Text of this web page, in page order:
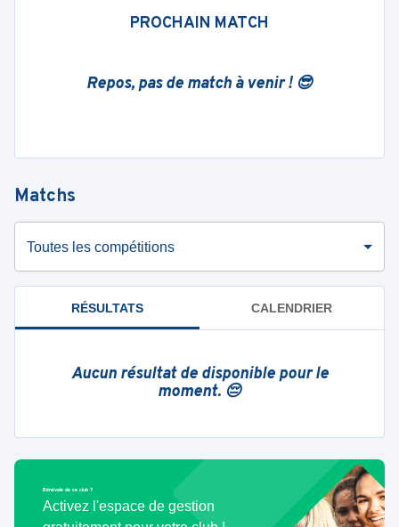
PROCHAIN MATCH
Repos, pas de match à venir ! 😎
Matchs
Toutes les compétitions
RÉSULTATS CALENDRIER
Aucun résultat de disponible pour le
moment. 😔
Bénévole de ce club ?
Activez l'espace de gestion